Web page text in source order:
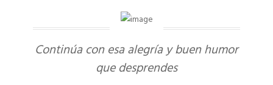
Continúa con esa alegría y buen humor
que desprendes